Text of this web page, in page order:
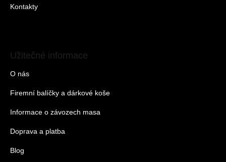
Kontakty
Užitečné informace
O nás
Firemní balíčky a dárkové koše
Informace o závozech masa
Doprava a platba
Blog